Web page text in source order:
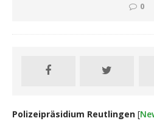
0
Polizeipräsidium Reutlingen [